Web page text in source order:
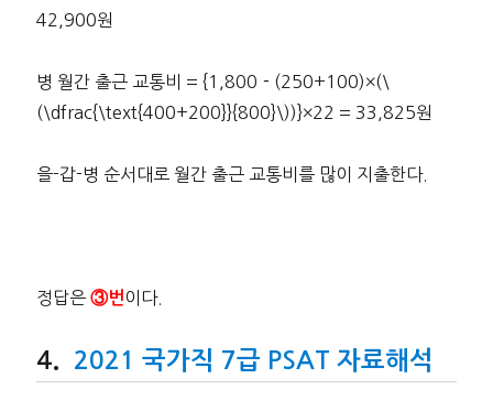
42,900원
병 월간 출근 교통비 = {1,800－(250+100)×(\
(\dfrac{\text{400+200}}{800}\))}×22 = 33,825원
을-갑-병 순서대로 월간 출근 교통비를 많이 지출한다.
정답은 ③번 이다.
2021 국가직 7급 PSAT 자료해석